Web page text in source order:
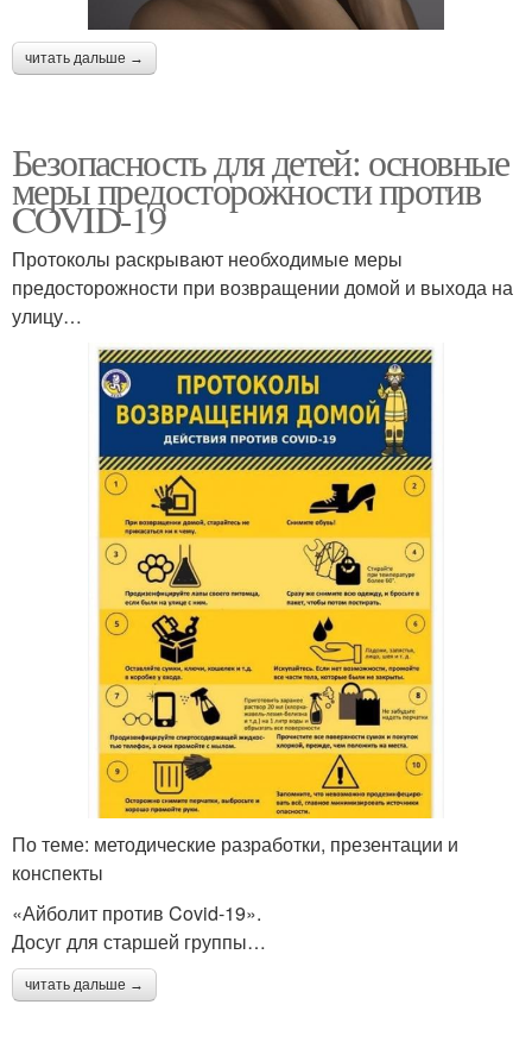
читать дальше →
Безопасность для детей: основные
меры предосторожности против
COVID-19
Протоколы раскрывают необходимые меры
предосторожности при возвращении домой и выхода на
улицу…
По теме: методические разработки, презентации и
конспекты
«Айболит против Covid-19».
Досуг для старшей группы…
читать дальше →